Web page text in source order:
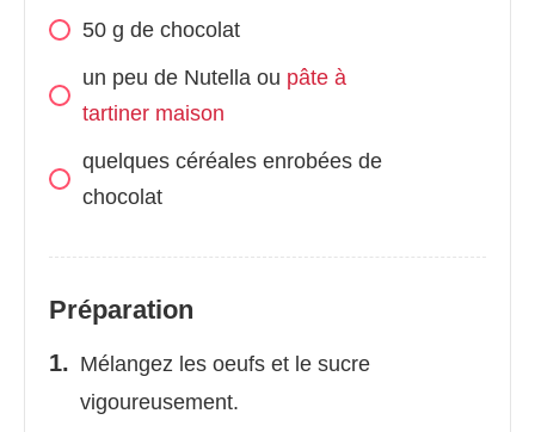
50 g de chocolat
un peu de Nutella ou pâte à
tartiner maison
quelques céréales enrobées de
chocolat
Préparation
Mélangez les oeufs et le sucre
vigoureusement.